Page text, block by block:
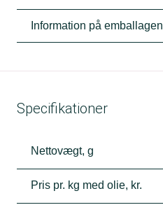
Information på emballagen
Specifikationer
Nettovægt, g
Pris pr. kg med olie, kr.